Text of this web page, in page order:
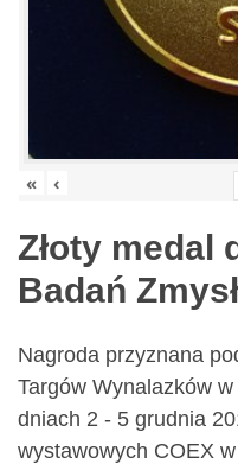
« ‹
Złoty medal
Badań
Nagroda przyznana
Targów Wynalazków
dniach 2 - 5 grudnia
wystawowych COEX